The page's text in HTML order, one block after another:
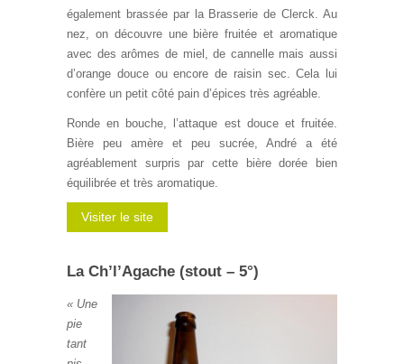
également brassée par la Brasserie de Clerck. Au
nez, on découvre une bière fruitée et aromatique
avec des arômes de miel, de cannelle mais aussi
d’orange douce ou encore de raisin sec. Cela lui
confère un petit côté pain d’épices très agréable.
Ronde en bouche, l’attaque est douce et fruitée.
Bière peu amère et peu sucrée, André a été
agréablement surpris par cette bière dorée bien
équilibrée et très aromatique.
Visiter le site
La Ch’l’Agache (stout – 5°)
« Une
pie
tant